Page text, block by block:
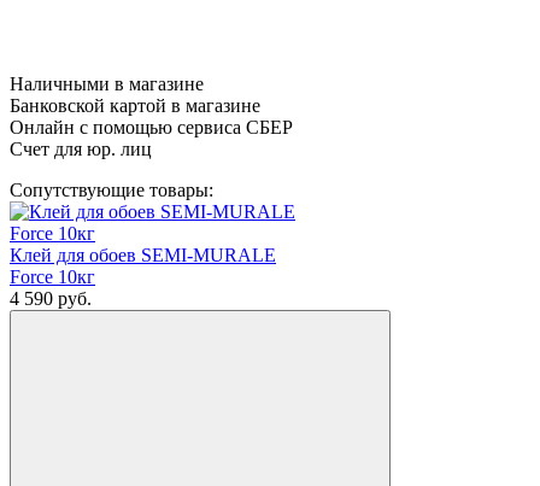
Наличными в магазине
Банковской картой в магазине
Онлайн с помощью сервиса СБЕР
Счет для юр. лиц
Сопутствующие товары:
Клей для обоев SEMI-MURALE
Force 10кг
4 590 руб.